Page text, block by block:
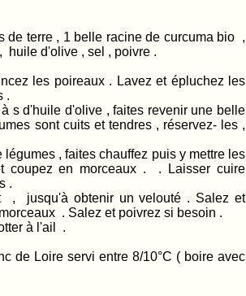
de terre , 1 belle racine de curcuma bio ,
huile d'olive , sel , poivre .
les poireaux . Lavez et épluchez les
.
s d'huile d'olive , faites revenir une belle
sont cuits et tendres , réservez- les ,
, faites chauffez puis y mettre les
coupez en morceaux . . Laisser cuire
.
, jusqu'à obtenir un velouté . Salez et
. Salez et poivrez si besoin .
à l'ail .
Loire servi entre 8/10°C ( boire avec